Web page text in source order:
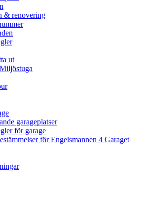
& renovering
ut
garageplatser
för garage
för Engelsmannen 4 Garaget